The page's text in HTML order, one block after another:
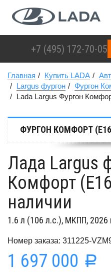
+7 (495) 172-70-05
Главная Купить LADA
Largus фургон
Фургон
Lada Largus Фургон
ФУРГОН КОМФОРТ
Лада Largus
Комфорт
наличии
1.6 л (106 л.с.), МКПП, 2026
Номер заказа: 311225-
1 697 000 a